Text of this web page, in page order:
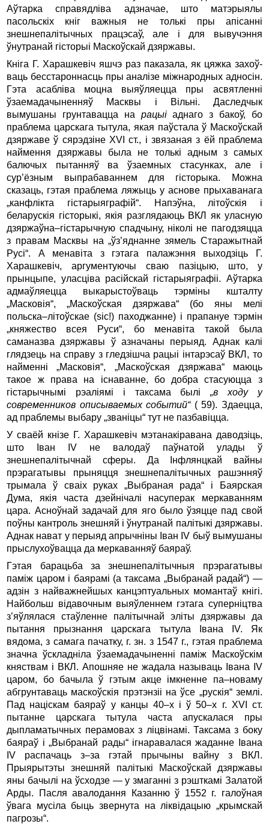
Аўтарка справядліва адзначае, што матэрыялы
пасольскіх кніг важныя не толькі пры апісанні
знешнепалітычных працэсаў, але і для вывучэння
ўнутранай гісторыі Маскоўскай дзяржавы.
Кніга Г. Харашкевіч яшчэ раз паказала, як цяжка захоў­
ваць бесстароннасць пры аналізе міжнародных адносін.
Гэта асабліва моцна выяўляецца пры асвятленні
ўзаемадачыненняў Масквы і Вільні. Даследчык
вымушаны грунтавацца на рацыіаднаго з бакоў, бо
праблема царскага тытула, якая паўстала ў Маскоўскай
дзяржаве ў сярэдзіне XVI ст., і звязаная з ёй праблема
наймення дзяржавы была не толькі адным з самых
балючых пытанняў ва ўзаемных стасунках, але і
сур’ёзным выпрабаваннем для гісторыка. Можна
сказаць, гэтая праблема ляжыць у аснове прыхаванага
„канфлікта гістарыяграфій“. Напэўна, літоўскія і
беларускія гісторыкі, якія разглядаюць ВКЛ як уласную
дзяржаўна–гістарычную спадчыну, ніколі не пагодзяцца
з правам Масквы на „ўз’яднанне зямель Старажытнай
Русі“. А менавіта з гэтага палажэння выходзіць Г.
Харашкевіч, аргументуючы сваю пазіцыю, што, у
прынцыпе, уласціва расійскай гістарыяграфіі. Аўтарка
адмаўляецца выкарыстоўваць тэрміны кшталту
„Масковія“, „Маскоўская дзяржава“ (бо яны мелі
польска–літоўскае (sic!) паходжанне) і прапануе тэрмін
„княжество всея Руси“, бо менавіта такой была
саманазва дзяржавы ў азначаны перыяд. Аднак калі
глядзець на справу з гледзішча рацыі інтарэсаў ВКЛ, то
найменні „Масковія“, „Маскоўская дзяржава“ маюць
такое ж права на існаванне, бо добра стасуюцца з
гістарычнымі рэаліямі і таксама былі„в ходу у
современников описываемых событий“( 59). Здаецца,
ад праблемы выбару „званіцы“ тут не па­збавіцца.
У сваёй кнізе Г. Харашкевіч мэтанакіравана даводзіць,
што Іван IV не валодаў паўнатой улады ў
знешнепалітычнай сферы. Да Інфлянцкай вайны
прэрагатывы прыняцця знешнепалітычных рашэнняў
трымала ў сваіх руках „Выбраная рада“ і Баярская
Дума, якія часта дзейнічалі насуперак меркаванням
цара. Асноўнай задачай для яго было ўзяцце пад свой
поўны кантроль знешняй і ўнутранай палітыкі дзяржавы.
Аднак нават у перыяд апрычніны Іван IV быў вымушаны
прыслухоўвацца да меркаванняў баяраў.
Гэтая барацьба за знешнепалітычныя прэрагатывы
паміж царом і баярамі (а таксама „Выбранай радай“) —
адзін з найважнейшых канцэптуальных момантаў кнігі.
Найбольш відавочным выяўленнем гэтага суперніцтва
з’яўлялася стаўленне палітычнай эліты дзяржавы да
пытання прызнання царскага тытула Івана IV. Як
вядома, з самага пачатку, г. зн. з 1547 г., гэтая праблема
значна ўскладніла ўзаемадачыненні паміж Маскоўскім
княствам і ВКЛ. Апошняе не жадала называць Івана IV
царом, бо бачыла ў гэтым акце імкненне па–новаму
абгрунтаваць маскоўскія прэтэнзіі на ўсе „рускія“ землі.
Пад націскам баяраў у канцы 40–х і ў 50–х г. XVI ст.
пытанне царскага тытула часта апускалася пры
дыпламатычных перамовах з ліцвінамі. Таксама з боку
баяраў і „Выбранай рады“ ігнаравалася жаданне Івана
IV распачаць з–за гэтай прычыны вайну з ВКЛ.
Прыярытэты знешняй палітыкі Маскоўскай дзяржавы
яны бачылі на ўсходзе — у змаганні з рэшткамі Залатой
Арды. Пасля авалодання Казанню ў 1552 г. галоўная
ўвага мусіла быць звернута на ліквідацыю „крымскай
пагрозы“.